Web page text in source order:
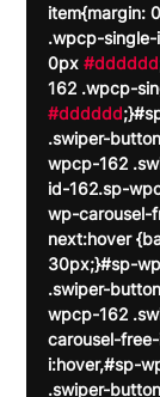
item{margin:
.wpcp-
0px #dddddd
162 .wpcp-
#dddddd
.swiper-
wpcp-162
id-162.sp-
wp-carousel-
next:hover
30px;}#sp-
.swiper-
wpcp-162
carousel-
i:hover,#sp-
.swiper-